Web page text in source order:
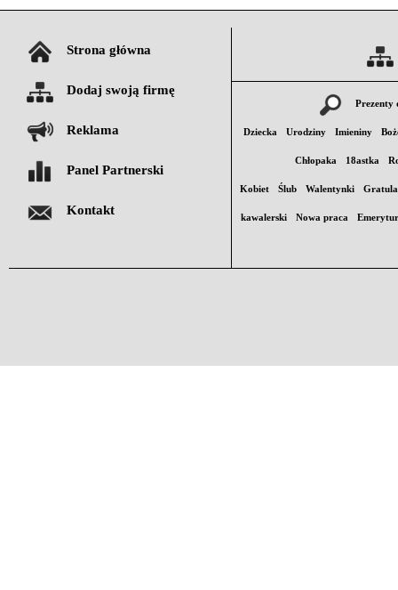
Strona główna
Dodaj swoją firmę
Reklama
Panel Partnerski
Kontakt
Prezenty
Dziecka Urodziny Imieniny
Chłopaka 18astka
Kobiet Ślub Walentynki
kawalerski Nowa praca